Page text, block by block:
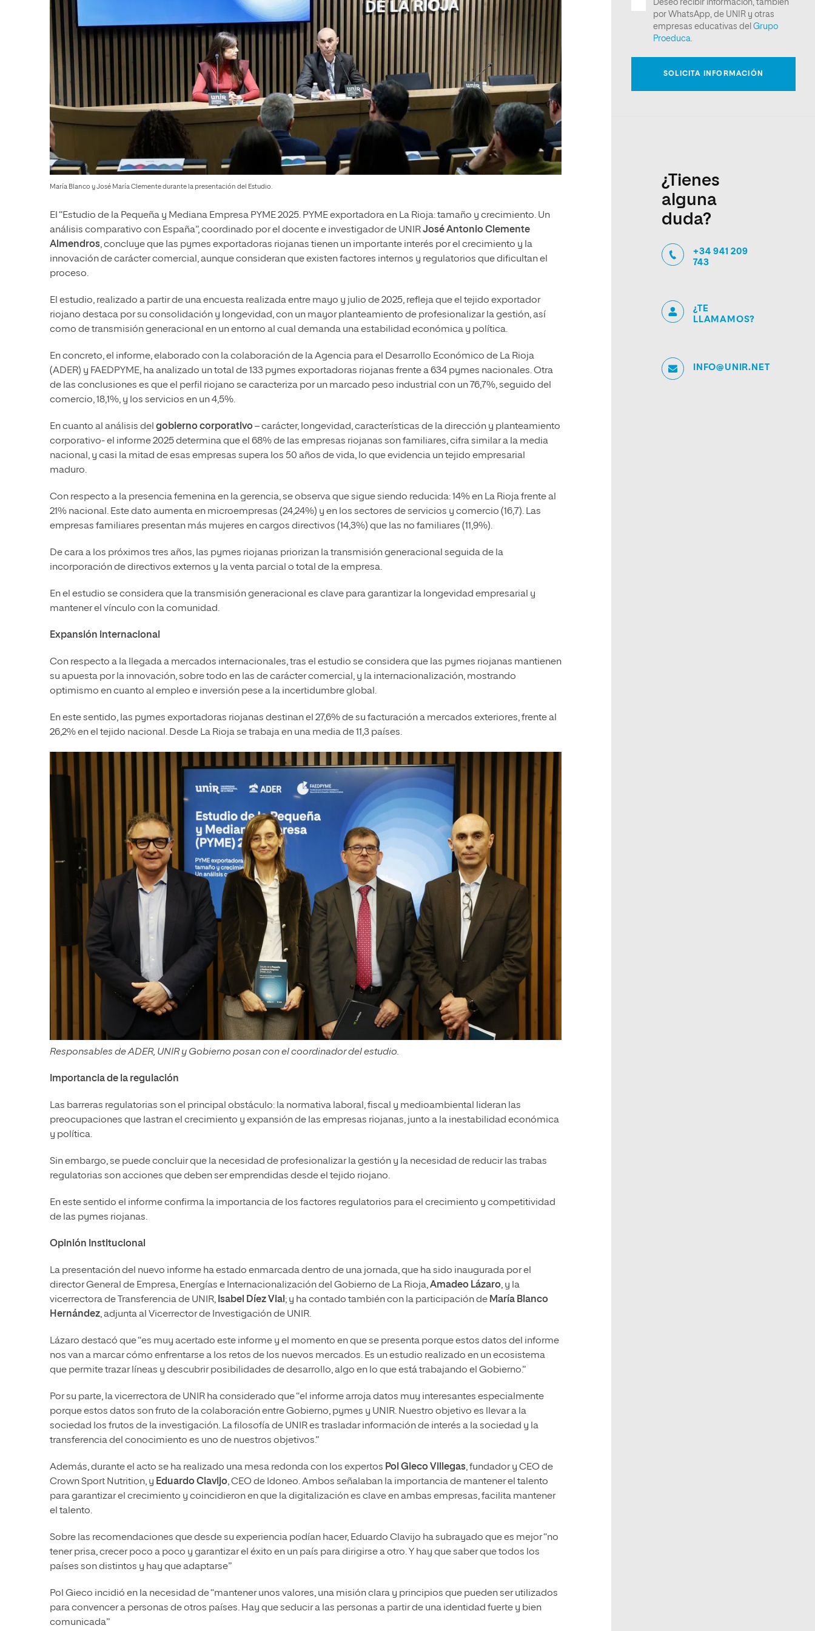
María Blanco y José María Clemente durante la presentación del Estudio.
El “Estudio de la Pequeña y Mediana Empresa PYME 2025. PYME exportadora en La Rioja: tamaño y crecimiento. Un
análisis comparativo con España”, coordinado por el docente e investigador de UNIRJosé Antonio Clemente
Almendros, concluye que las pymes exportadoras riojanas tienen un importante interés por el crecimiento y la
innovación de carácter comercial, aunque consideran que existen factores internos y regulatorios que dificultan el
proceso.
El estudio, realizado a partir de una encuesta realizada entre mayo y julio de 2025, refleja que el tejido exportador
riojano destaca por su consolidación y longevidad, con un mayor planteamiento de profesionalizar la gestión, así
como de transmisión generacional en un entorno al cual demanda una estabilidad económica y política.
En concreto, el informe, elaborado con la colaboración de la Agencia para el Desarrollo Económico de La Rioja
(ADER) y FAEDPYME, ha analizado un total de 133 pymes exportadoras riojanas frente a 634 pymes nacionales. Otra
de las conclusiones es que el perfil riojano se caracteriza por un marcado peso industrial con un 76,7%, seguido del
comercio, 18,1%, y los servicios en un 4,5%.
En cuanto al análisis del gobierno corporativo– carácter, longevidad, características de la dirección y planteamiento
corporativo- el informe 2025 determina que el 68% de las empresas riojanas son familiares, cifra similar a la media
nacional, y casi la mitad de esas empresas supera los 50 años de vida, lo que evidencia un tejido empresarial
maduro.
Con respecto a la presencia femenina en la gerencia, se observa que sigue siendo reducida: 14% en La Rioja frente al
21% nacional. Este dato aumenta en microempresas (24,24%) y en los sectores de servicios y comercio (16,7). Las
empresas familiares presentan más mujeres en cargos directivos (14,3%) que las no familiares (11,9%).
De cara a los próximos tres años, las pymes riojanas priorizan la transmisión generacional seguida de la
incorporación de directivos externos y la venta parcial o total de la empresa.
En el estudio se considera que la transmisión generacional es clave para garantizar la longevidad empresarial y
mantener el vínculo con la comunidad.
Expansión internacional
Con respecto a la llegada a mercados internacionales, tras el estudio se considera que las pymes riojanas mantienen
su apuesta por la innovación, sobre todo en las de carácter comercial, y la internacionalización, mostrando
optimismo en cuanto al empleo e inversión pese a la incertidumbre global.
En este sentido, las pymes exportadoras riojanas destinan el 27,6% de su facturación a mercados exteriores, frente al
26,2% en el tejido nacional. Desde La Rioja se trabaja en una media de 11,3 países.
Responsables de ADER, UNIR y Gobierno posan con el coordinador del estudio.
Importancia de la regulación
Las barreras regulatorias son el principal obstáculo: la normativa laboral, fiscal y medioambiental lideran las
preocupaciones que lastran el crecimiento y expansión de las empresas riojanas, junto a la inestabilidad económica
y política.
Sin embargo, se puede concluir que la necesidad de profesionalizar la gestión y la necesidad de reducir las trabas
regulatorias son acciones que deben ser emprendidas desde el tejido riojano.
En este sentido el informe confirma la importancia de los factores regulatorios para el crecimiento y competitividad
de las pymes riojanas.
Opinión Institucional
La presentación del nuevo informe ha estado enmarcada dentro de una jornada, que ha sido inaugurada por el
director General de Empresa, Energías e Internacionalización del Gobierno de La Rioja,Amadeo Lázaro, y la
vicerrectora de Transferencia de UNIR, Isabel Díez Vial ; y ha contado también con la participación de María Blanco
Hernández, adjunta al Vicerrector de Investigación de UNIR.
Lázaro destacó que “es muy acertado este informe y el momento en que se presenta porque estos datos del informe
nos van a marcar cómo enfrentarse a los retos de los nuevos mercados. Es un estudio realizado en un ecosistema
que permite trazar líneas y descubrir posibilidades de desarrollo, algo en lo que está trabajando el Gobierno.”
Por su parte, la vicerrectora de UNIR ha considerado que “el informe arroja datos muy interesantes especialmente
porque estos datos son fruto de la colaboración entre Gobierno, pymes y UNIR. Nuestro objetivo es llevar a la
sociedad los frutos de la investigación. La filosofía de UNIR es trasladar información de interés a la sociedad y la
transferencia del conocimiento es uno de nuestros objetivos.”
Además, durante el acto se ha realizado una mesa redonda con los expertos Pol Gieco Villegas, fundador y CEO de
Crown Sport Nutrition, y Eduardo Clavijo, CEO de Idoneo. Ambos señalaban la importancia de mantener el talento
para garantizar el crecimiento y coincidieron en que la digitalización es clave en ambas empresas, facilita mantener
el talento.
Sobre las recomendaciones que desde su experiencia podían hacer, Eduardo Clavijo ha subrayado que es mejor “no
tener prisa, crecer poco a poco y garantizar el éxito en un país para dirigirse a otro. Y hay que saber que todos los
países son distintos y hay que adaptarse”
Pol Gieco incidió en la necesidad de “mantener unos valores, una misión clara y principios que pueden ser utilizados
para convencer a personas de otros países. Hay que seducir a las personas a partir de una identidad fuerte y bien
comunicada”
¿Tienes
alguna
duda?
+34 941 209
743
¿TE
LLAMAMOS?
INFO@UNIR.NET